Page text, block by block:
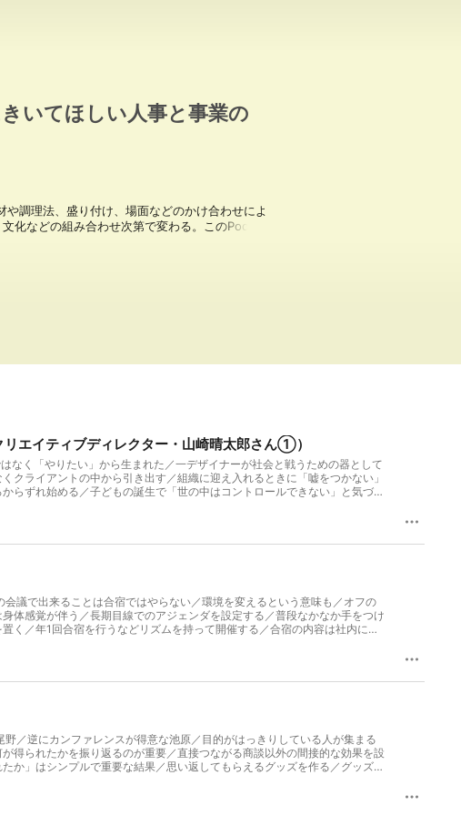
いてほしい人事と事業の
調理法、盛り付け、場面などのかけ合わせによ
化などの組み合わせ次第で変わる。このPodcast
ゆく。毎週月曜日配信。
エイティブディレクター・山崎晴太郎さん①）
く「やりたい」から生まれた／一デザイナーが社会と戦うための器として
ライアントの中から引き出す／組織に迎え入れるときに「嘘をつかない」
らずれ始める／子どもの誕生で「世の中はコントロールできない」と気づい
組概要： 組織づくりは、料理に似ている──。料理の味が素材や調理法、盛
木曜日に不定期配信。 ▼番組ハッシュタグ：#おいしい組織 ▼番組への感
/Co-Fonuder） 早稲田大学卒業後、株式会社リクルート入社。営業、人事
を担当。株式会社ユーザベースで人事統括を経て、株式会社ニューズピ
。2022年より自社経営に集中し現在に至る。一般社団法人日本HRBP協会
Uonooo⁠⁠⁠⁠⁠⁠⁠⁠ ▼ゲスト：山崎 晴太郎（セイタロウデザイン代表取締役/クリエイ
、グラフィック、WEB・空間・プロダクトなどのアートディレクションを
社会問題をデザインの力で解決している。グッドデザイン賞金賞や日経広
主なプロジェクトに、東京2020 オリンピック・パラリンピック表彰
ューサー：野村 高文 ▼制作：Podcast Studio Chronicle ⁠https://chronicle-
議で出来ることは合宿ではやらない／環境を変えるという意味も／オフの
体感覚が伴う／長期目線でのアジェンダを設定する／普段なかなか手をつけ
く／年1回合宿を行うなどリズムを持って開催する／合宿の内容は社内に共
では、株式会社事業人共同代表の宇尾野彰大と、株式会社Mentor For代表の
大学卒業後、株式会社リクルート入社。営業、人事企画、事業開発、経営
ーザベースで人事統括を経て、株式会社ニューズピックスの人事責任者・
に集中し現在に至る。一般社団法人日本HRBP協会理事、株式会社インバ
式会社 Mentor For代表取締役CEO） 早稲田大学、早稲田大学大学院（教
教育系NPO、コンサルティング会社を経て起業。起業後に妊娠するも、臨
アスにぶつかった経験が契機となりD&Iを推進する社外メンター事業を2018
年「女性部下や後輩をもつ人のための1on1の教科書」出版。3刷、1万部突
集者：佐藤渉伍 ▼プロデューサー：野村 高文 ▼制作：Podcast Studio
／逆にカンファレンスが得意な池原／目的がはっきりしている人が集まる
得られたかを振り返るのが重要／直接つながる商談以外の間接的な効果を設
か」はシンプルで重要な結果／思い返してもらえるグッズを作る／グッズは
の組み合わせ次第で変わる。このPodcastでは、株式会社事業人共同代表の